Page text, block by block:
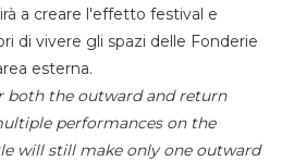
a creare l'effetto festival e
di vivere gli spazi delle Fonderie
esterna.
both the outward and return
performances on the
will still make only one outward